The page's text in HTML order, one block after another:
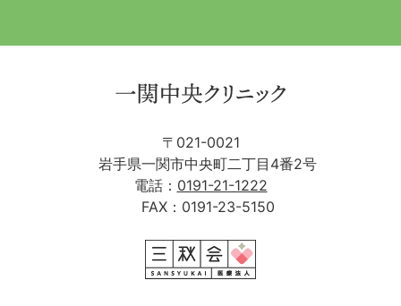
〒021-0021
岩手県一関市中央町二丁目4番2号
電話： 0191-21-1222
FAX：0191-23-5150